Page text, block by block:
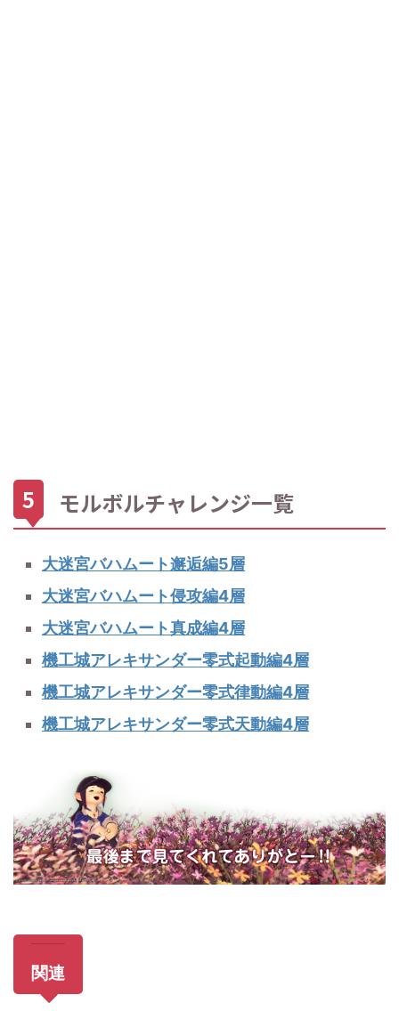
モルボルチャレンジ一覧
大迷宮バハムート邂逅編5層
大迷宮バハムート侵攻編4層
大迷宮バハムート真成編4層
機工城アレキサンダー零式起動編4層
機工城アレキサンダー零式律動編4層
機工城アレキサンダー零式天動編4層
関連